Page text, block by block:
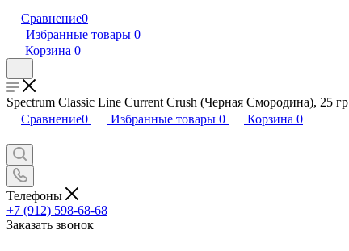
Сравнение0
Избранные товары 0
Корзина 0
Spectrum Classic Line Current Crush (Черная Смородина), 25 гр
Сравнение0 Избранные товары 0 Корзина 0
Телефоны
+7 (912) 598-68-68
Заказать звонок